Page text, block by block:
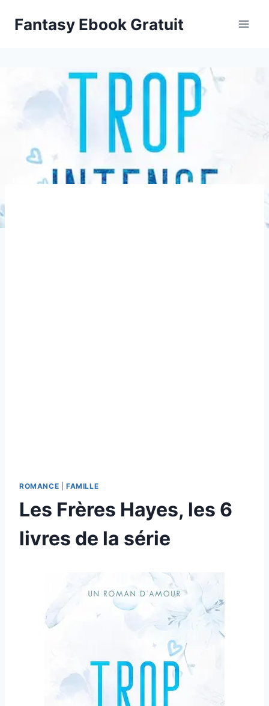
Fantasy Ebook Gratuit
ROMANCE FAMILLE
Les Frères Hayes, les 6
livres de la série